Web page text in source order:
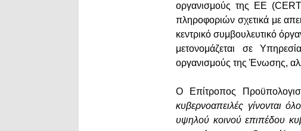
οργανισμούς της ΕΕ
πληροφοριών σχετικά με
κεντρικό συμβουλευτικό
μετονομάζεται σε
οργανισμούς της Ένωσης,
Ο Επίτροπος
κυβερνοαπειλές γίνονται
υψηλού κοινού επιπέδου